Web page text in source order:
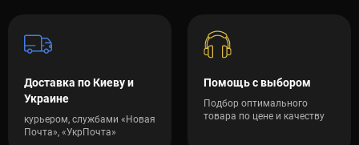
официальную гарантию, профессиональную помощь в выборе
и быструю доставку тренажеров и товаров для спорта по всей
Доставка по Киеву и
Украине
курьером, службами «Новая
Почта», «УкрПочта»
Помощь с выбором
Подбор оптимального
товара по цене и качеству